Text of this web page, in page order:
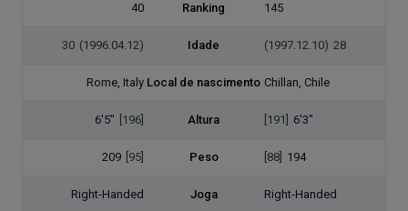
40 Ranking 145
30 (1996.04.12) Idade (1997.12.10) 28
Rome, Italy Local de nascimento Chillan, Chile
6'5" [196] Altura [191] 6'3"
209 [95] Peso [88] 194
Right-Handed Joga Right-Handed